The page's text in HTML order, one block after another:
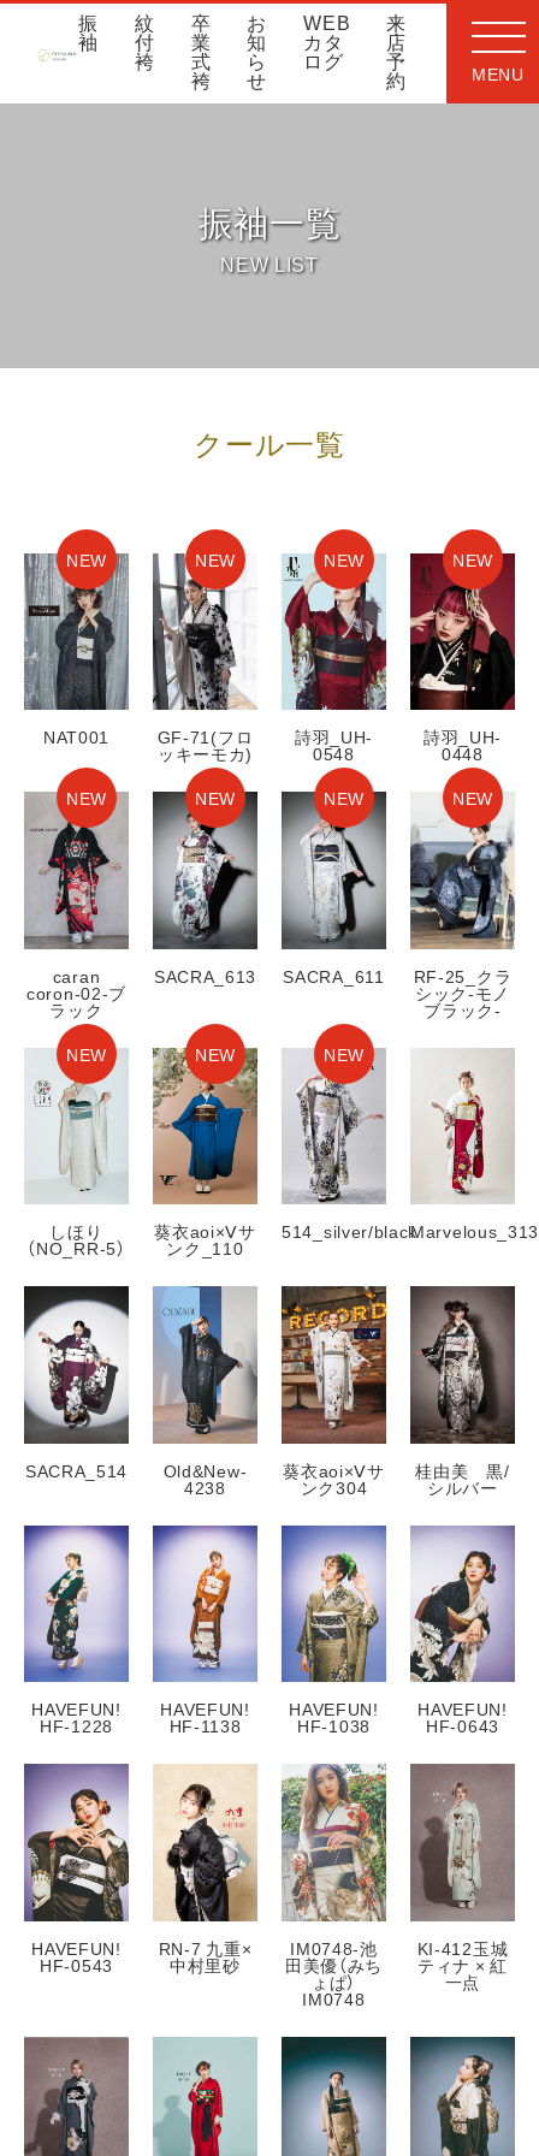
MENU
振袖
すべて
レンタルプラン
写真だけの成人式
すべて
レンタルプラン
写真だけの卒業式
紋付袴
レンタルプラン
写真だけの成人式
プラン
振
袖
紋
付
袴
卒
業
式
袴
お
知
ら
せ
WEB
カタ
ログ
来
店
予
約
振袖一覧
NEW LIST
クール一覧
NEW
NAT001
NEW
GF-71(フロ
ッキーモカ)
NEW
詩羽_UH-
0548
NEW
詩羽_UH-
0448
NEW
caran
coron-02-ブ
ラック
NEW
SACRA_613
NEW
SACRA_611
NEW
RF-25_クラ
シック-モノ
ブラック-
NEW
しほり
（NO_RR-5）
NEW
葵衣aoi×Ⅴサ
ンク_110
NEW
514_silver/black
SACRA_514 Old&New-
4238
葵衣aoi×Ⅴサ
ンク304
桂由美 黒/
シルバー
HAVEFUN!
HF-1228
HAVEFUN!
HF-1138
HAVEFUN!
HF-1038
HAVEFUN!
HF-0643
HAVEFUN!
HF-0543
RN-7 九重×
中村里砂
IM0748-池
田美優（みち
ょぱ）
IM0748
KI-412玉城
ティナ × 紅
一点